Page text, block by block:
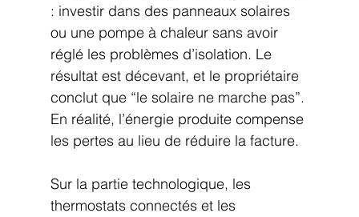
: investir dans des panneaux solaires
ou une pompe à chaleur sans avoir
réglé les problèmes d’isolation. Le
résultat est décevant, et le propriétaire
conclut que “le solaire ne marche pas”.
En réalité, l’énergie produite compense
les pertes au lieu de réduire la facture.
Sur la partie technologique, les
thermostats connectés et les